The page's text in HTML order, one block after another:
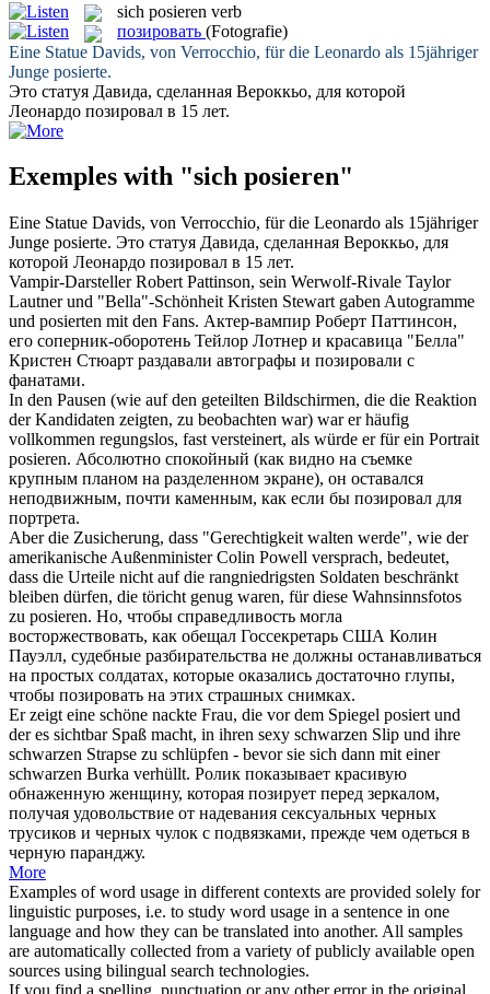
sich posieren verb
позировать (Fotografie)
Eine Statue Davids, von Verrocchio, für die Leonardo als 15jähriger
Junge posierte.
Это статуя Давида, сделанная Вероккьо, для которой
Леонардо позировал в 15 лет.
Exemples with "sich posieren"
Eine Statue Davids, von Verrocchio, für die Leonardo als 15jähriger
Junge posierte. Это статуя Давида, сделанная Вероккьо, для
которой Леонардо позировал в 15 лет.
Vampir-Darsteller Robert Pattinson, sein Werwolf-Rivale Taylor
Lautner und "Bella"-Schönheit Kristen Stewart gaben Autogramme
und posierten mit den Fans. Актер-вампир Роберт Паттинсон,
его соперник-оборотень Тейлор Лотнер и красавица "Белла"
Кристен Стюарт раздавали автографы и позировали с
фанатами.
In den Pausen (wie auf den geteilten Bildschirmen, die die Reaktion
der Kandidaten zeigten, zu beobachten war) war er häufig
vollkommen regungslos, fast versteinert, als würde er für ein Portrait
posieren. Абсолютно спокойный (как видно на съемке
крупным планом на разделенном экране), он оставался
неподвижным, почти каменным, как если бы позировал для
портрета.
Aber die Zusicherung, dass "Gerechtigkeit walten werde", wie der
amerikanische Außenminister Colin Powell versprach, bedeutet,
dass die Urteile nicht auf die rangniedrigsten Soldaten beschränkt
bleiben dürfen, die töricht genug waren, für diese Wahnsinnsfotos
zu posieren. Но, чтобы справедливость могла
восторжествовать, как обещал Госсекретарь США Колин
Пауэлл, судебные разбирательства не должны останавливаться
на простых солдатах, которые оказались достаточно глупы,
чтобы позировать на этих страшных снимках.
Er zeigt eine schöne nackte Frau, die vor dem Spiegel posiert und
der es sichtbar Spaß macht, in ihren sexy schwarzen Slip und ihre
schwarzen Strapse zu schlüpfen - bevor sie sich dann mit einer
schwarzen Burka verhüllt. Ролик показывает красивую
обнаженную женщину, которая позирует перед зеркалом,
получая удовольствие от надевания сексуальных черных
трусиков и черных чулок с подвязками, прежде чем одеться в
черную паранджу.
More
Examples of word usage in different contexts are provided solely for
linguistic purposes, i.e. to study word usage in a sentence in one
language and how they can be translated into another. All samples
are automatically collected from a variety of publicly available open
sources using bilingual search technologies.